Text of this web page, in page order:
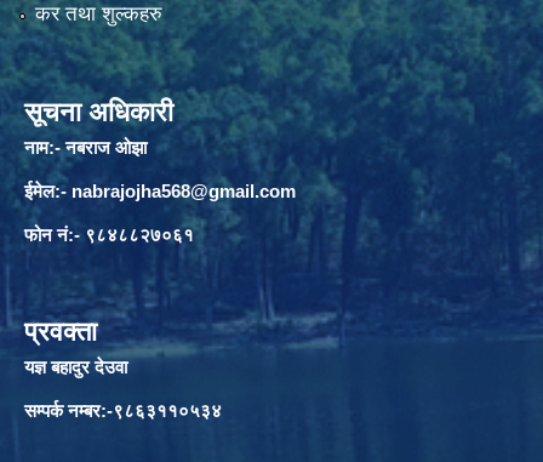
कर तथा शुल्कहरु
सूचना अधिकारी
नाम:- नबराज ओझा
ईमेल:- nabrajojha568@gmail.com
फोन नं:- ९८४८८२७०६१
प्रवक्ता
यज्ञ बहादुर देउवा
सम्पर्क नम्बर:-९८६३११०५३४